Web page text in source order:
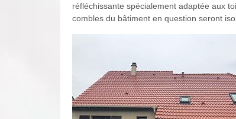
réfléchissante spécialement adaptée aux
combles du bâtiment en question seront